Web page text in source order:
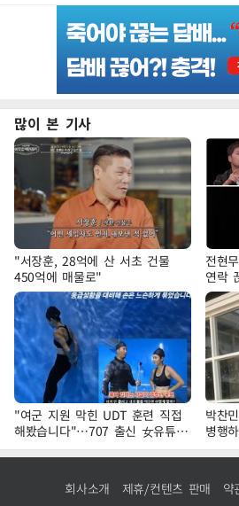
많이 본 기사
"서장훈, 28억에 산 서초 건물
450억에 매물로"
전현
연락
"여군 지원 막힌 UDT 훈련 직접
해봤습니다"…707 출신 女유튜버
'완벽 소화'
박찬
병행
회사소개 제휴/컨텐츠 판매 약